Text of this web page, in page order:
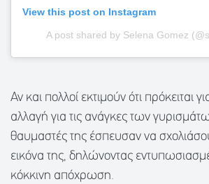
View this post on Instagram
A post shared by Selena Gomez
Αν και πολλοί εκτιμούν ότι πρόκειται
αλλαγή για τις ανάγκες των
θαυμαστές της έσπευσαν να
εικόνα της, δηλώνοντας
κόκκινη απόχρωση.